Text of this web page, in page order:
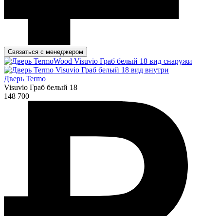
Связаться с менеджером
Дверь Termo
Visuvio Граб белый 18
148 700